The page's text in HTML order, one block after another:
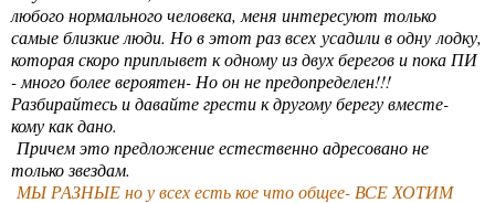
любого нормального человека, меня интересуют только
самые близкие люди. Но в этот раз всех усадили в одну лодку,
которая скоро приплывет к одному из двух берегов и пока ПИ
- много более вероятен- Но он не предопределен!!!
Разбирайтесь и давайте грести к другому берегу вместе-
кому как дано.
Причем это предложение естественно адресовано не
только звездам.
МЫ РАЗНЫЕ но у всех есть кое что общее- ВСЕ ХОТИМ